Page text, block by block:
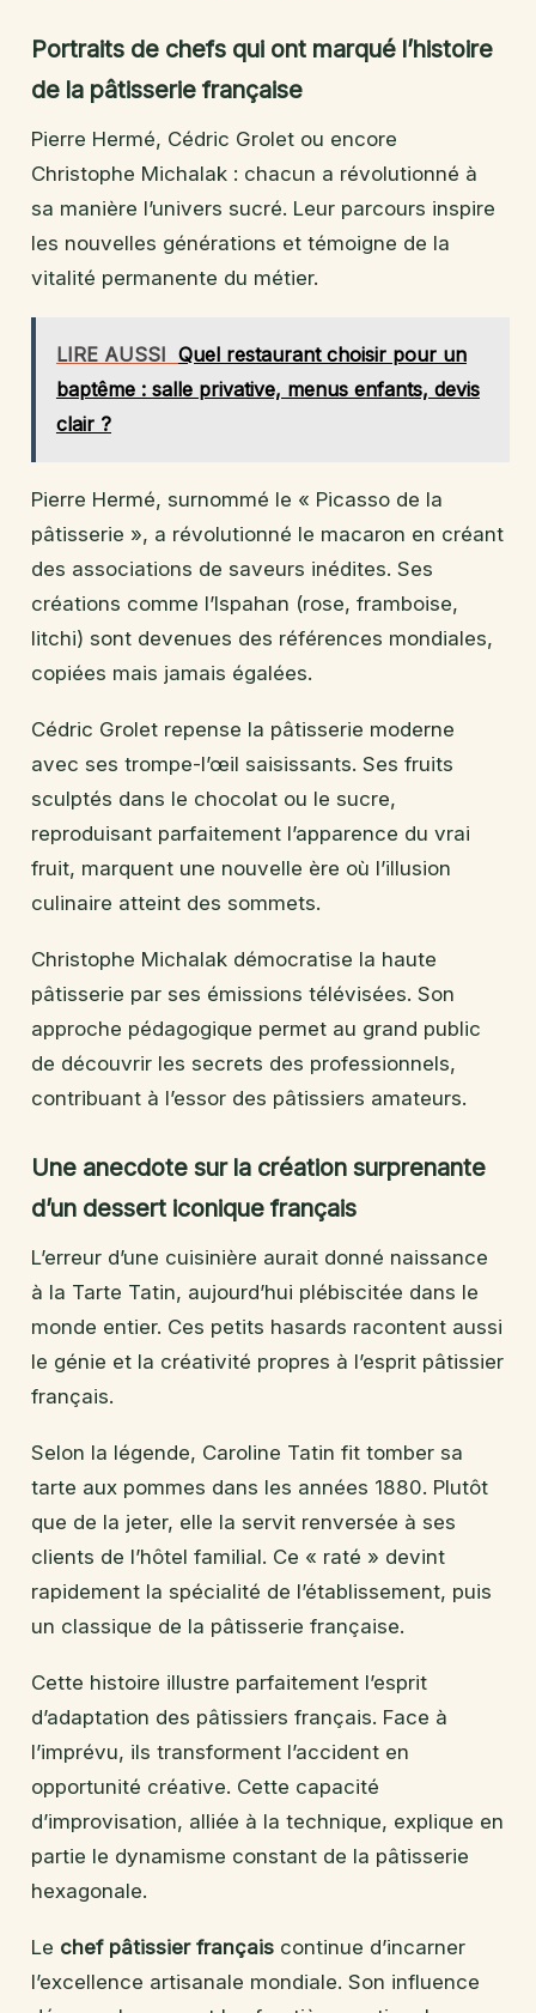
Portraits de chefs qui ont marqué l’histoire
de la pâtisserie française
Pierre Hermé, Cédric Grolet ou encore
Christophe Michalak : chacun a révolutionné à
sa manière l’univers sucré. Leur parcours inspire
les nouvelles générations et témoigne de la
vitalité permanente du métier.
LIRE AUSSI Quel restaurant choisir pour un
baptême : salle privative, menus enfants, devis
clair ?
Pierre Hermé, surnommé le « Picasso de la
pâtisserie », a révolutionné le macaron en créant
des associations de saveurs inédites. Ses
créations comme l’Ispahan (rose, framboise,
litchi) sont devenues des références mondiales,
copiées mais jamais égalées.
Cédric Grolet repense la pâtisserie moderne
avec ses trompe-l’œil saisissants. Ses fruits
sculptés dans le chocolat ou le sucre,
reproduisant parfaitement l’apparence du vrai
fruit, marquent une nouvelle ère où l’illusion
culinaire atteint des sommets.
Christophe Michalak démocratise la haute
pâtisserie par ses émissions télévisées. Son
approche pédagogique permet au grand public
de découvrir les secrets des professionnels,
contribuant à l’essor des pâtissiers amateurs.
Une anecdote sur la création surprenante
d’un dessert iconique français
L’erreur d’une cuisinière aurait donné naissance
à la Tarte Tatin, aujourd’hui plébiscitée dans le
monde entier. Ces petits hasards racontent aussi
le génie et la créativité propres à l’esprit pâtissier
français.
Selon la légende, Caroline Tatin fit tomber sa
tarte aux pommes dans les années 1880. Plutôt
que de la jeter, elle la servit renversée à ses
clients de l’hôtel familial. Ce « raté » devint
rapidement la spécialité de l’établissement, puis
un classique de la pâtisserie française.
Cette histoire illustre parfaitement l’esprit
d’adaptation des pâtissiers français. Face à
l’imprévu, ils transforment l’accident en
opportunité créative. Cette capacité
d’improvisation, alliée à la technique, explique en
partie le dynamisme constant de la pâtisserie
hexagonale.
Le chef pâtissier français continue d’incarner
l’excellence artisanale mondiale. Son influence